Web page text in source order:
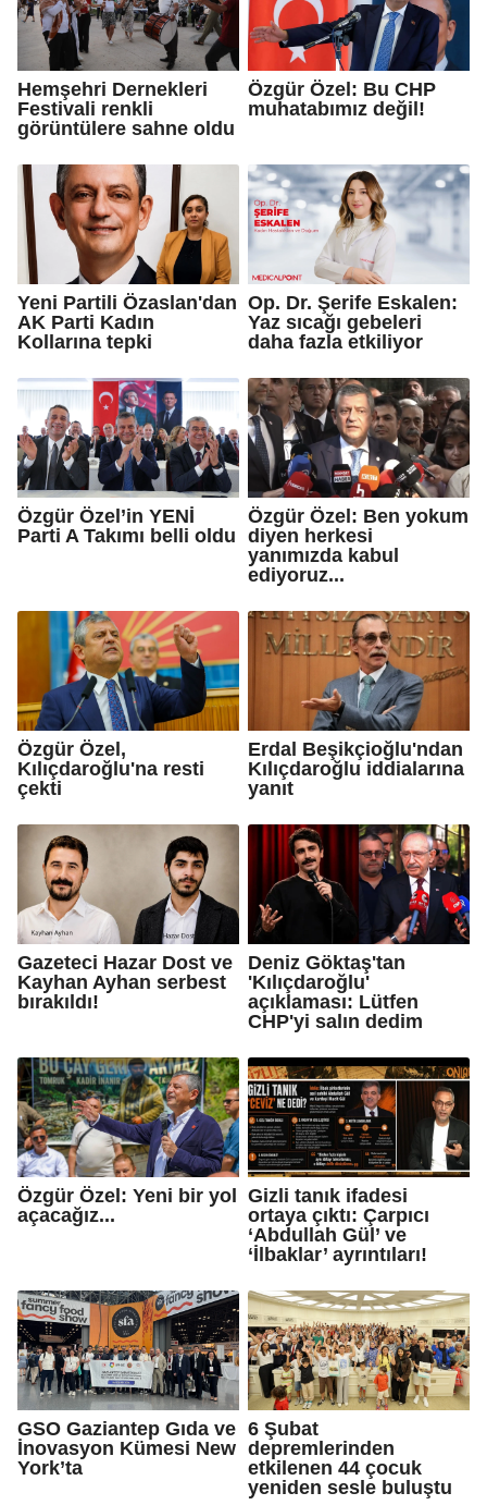
Hemşehri Dernekleri
Festivali renkli
görüntülere sahne oldu
Özgür Özel: Bu CHP
muhatabımız değil!
Yeni Partili Özaslan'dan
AK Parti Kadın
Kollarına tepki
Op. Dr. Şerife Eskalen:
Yaz sıcağı gebeleri
daha fazla etkiliyor
Özgür Özel’in YENİ
Parti A Takımı belli oldu
Özgür Özel: Ben yokum
diyen herkesi
yanımızda kabul
ediyoruz...
Özgür Özel,
Kılıçdaroğlu'na resti
çekti
Erdal Beşikçioğlu'ndan
Kılıçdaroğlu iddialarına
yanıt
Gazeteci Hazar Dost ve
Kayhan Ayhan serbest
bırakıldı!
Deniz Göktaş'tan
'Kılıçdaroğlu'
açıklaması: Lütfen
CHP'yi salın dedim
Özgür Özel: Yeni bir yol
açacağız...
Gizli tanık ifadesi
ortaya çıktı: Çarpıcı
‘Abdullah Gül’ ve
‘İlbaklar’ ayrıntıları!
GSO Gaziantep Gıda ve
İnovasyon Kümesi New
York’ta
6 Şubat
depremlerinden
etkilenen 44 çocuk
yeniden sesle buluştu